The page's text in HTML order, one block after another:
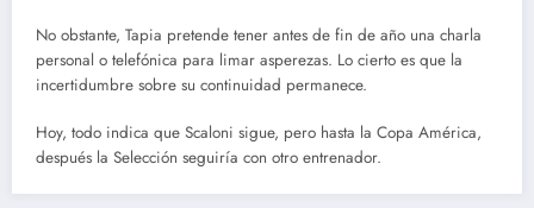
No obstante, Tapia pretende tener antes de fin de año una charla
personal o telefónica para limar asperezas. Lo cierto es que la
incertidumbre sobre su continuidad permanece.
Hoy, todo indica que Scaloni sigue, pero hasta la Copa América,
después la Selección seguiría con otro entrenador.